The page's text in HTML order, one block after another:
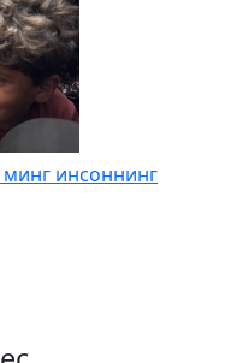
минг инсоннинг